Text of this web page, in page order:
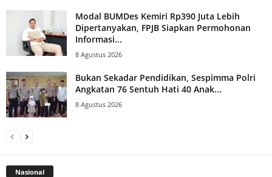
Modal BUMDes Kemiri Rp390 Juta Lebih
Dipertanyakan, FPJB Siapkan Permohonan
Informasi...
8 Agustus 2026
Bukan Sekadar Pendidikan, Sespimma Polri
Angkatan 76 Sentuh Hati 40 Anak...
8 Agustus 2026
Nasional